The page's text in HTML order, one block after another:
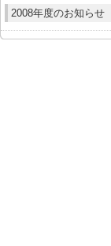
2008年度のお知らせ